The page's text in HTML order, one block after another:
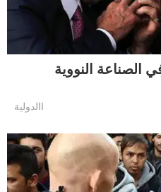
الصناعة النووية
االدولية